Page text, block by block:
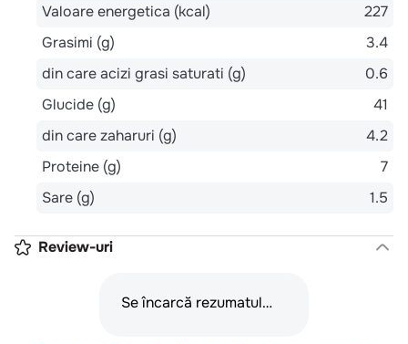
Valoare energetica (kcal)
227
Grasimi (g)
3.4
din care acizi grasi saturati (g)
0.6
Glucide (g)
41
din care zaharuri (g)
4.2
Proteine (g)
7
Sare (g)
1.5
Review-uri
Se încarcă rezumatul…